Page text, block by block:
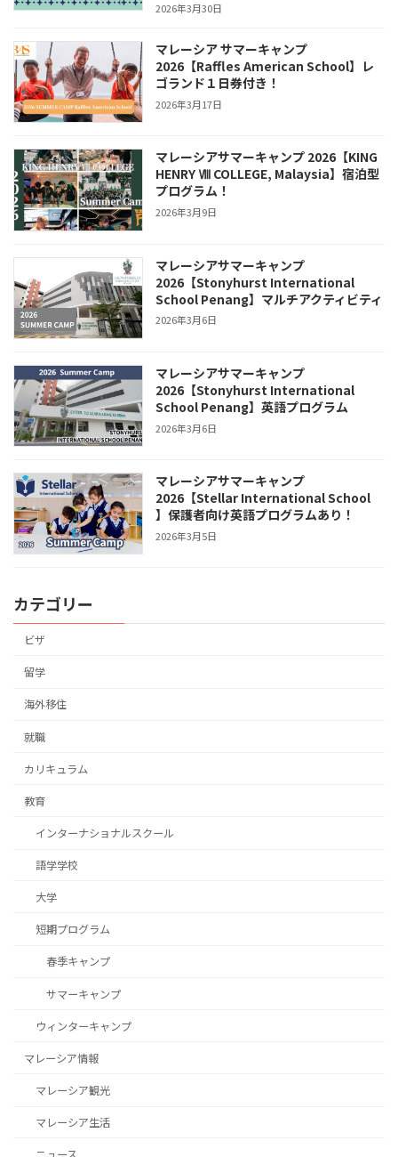
2026年3月30日
マレーシア サマーキャンプ
2026【Raffles American School】レ
ゴランド１日券付き！
2026年3月17日
マレーシアサマーキャンプ 2026【KING
HENRY Ⅷ COLLEGE, Malaysia】宿泊型
プログラム！
2026年3月9日
マレーシアサマーキャンプ
2026【Stonyhurst International
School Penang】マルチアクティビティ
2026年3月6日
マレーシアサマーキャンプ
2026【Stonyhurst International
School Penang】英語プログラム
2026年3月6日
マレーシアサマーキャンプ
2026【Stellar International School
】保護者向け英語プログラムあり！
2026年3月5日
カテゴリー
ビザ
留学
海外移住
就職
カリキュラム
教育
インターナショナルスクール
語学学校
大学
短期プログラム
春季キャンプ
サマーキャンプ
ウィンターキャンプ
マレーシア情報
マレーシア観光
マレーシア生活